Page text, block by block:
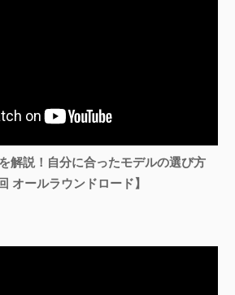
解説！自分に合ったモデルの選び方
オールラウンドロード】